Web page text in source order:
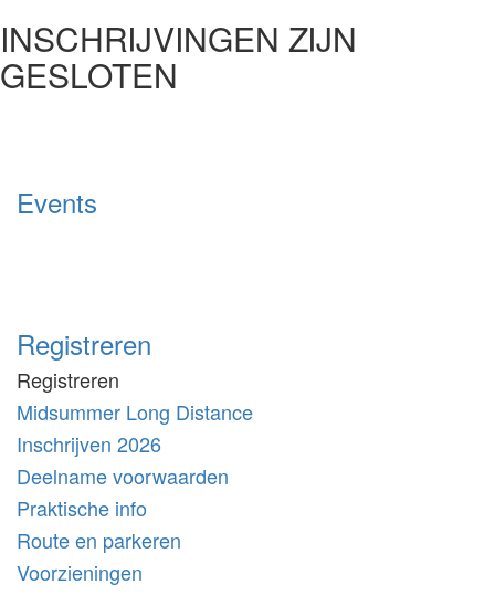
INSCHRIJVINGEN ZIJN
GESLOTEN
Events
Registreren
Registreren
Midsummer Long Distance
Inschrijven 2026
Deelname voorwaarden
Praktische info
Route en parkeren
Voorzieningen